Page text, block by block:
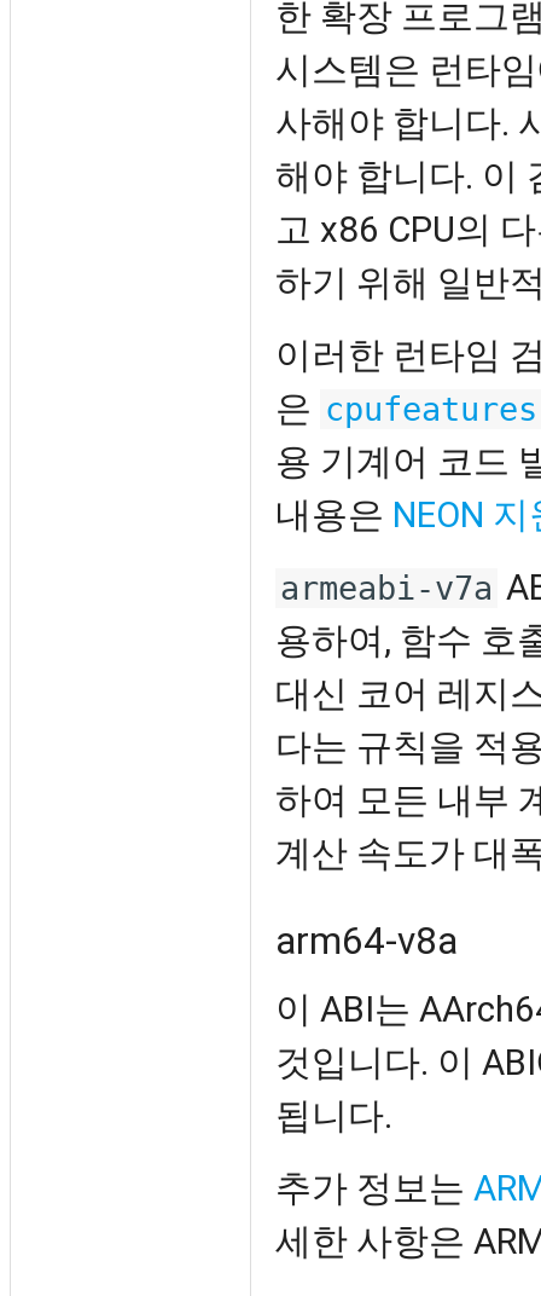
한 확장 프로그
시스템은 런타
사해야 합니다.
해야 합니다. 이
고 x86 CPU의
하기 위해 일반
이러한 런타임
은 cpufeatures
용 기계어 코드
내용은 NEON 지
armeabi-v7a
용하여, 함수 호
대신 코어 레지
다는 규칙을 적
하여 모든 내부
계산 속도가 대
arm64-v8a
이 ABI는
것입니다. 이
됩니다.
추가 정보는
세한 사항은